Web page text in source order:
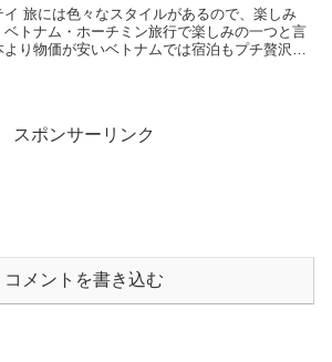
旅には色々なスタイルがあるので、楽しみ
トナム・ホーチミン旅行で楽しみの一つと言
り物価が安いベトナムでは宿泊もプチ贅沢が
スポンサーリンク
コメントを書き込む